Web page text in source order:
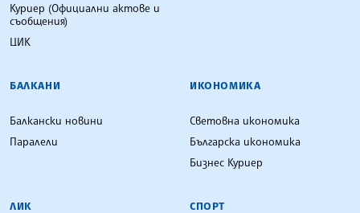
Куриер (Официални актове и
съобщения)
ЦИК
БАЛКАНИ
Балкански новини
Паралели
ИКОНОМИКА
Световна икономика
Българска икономика
Бизнес Куриер
ЛИК СПОРТ